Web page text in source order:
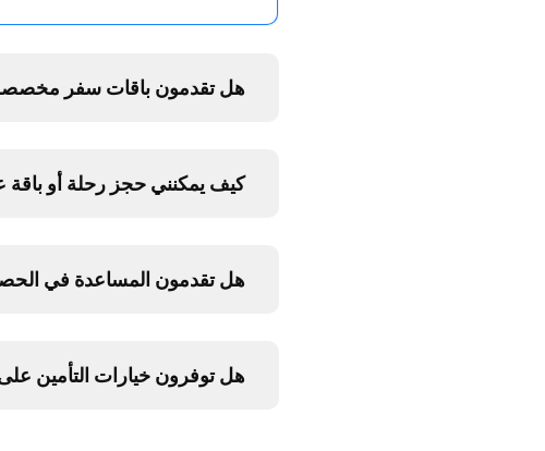
هل تقدمون باقات سفر
كيف يمكنني حجز رحلة أو
هل تقدمون المساعدة في
هل توفرون خيارات التأمين